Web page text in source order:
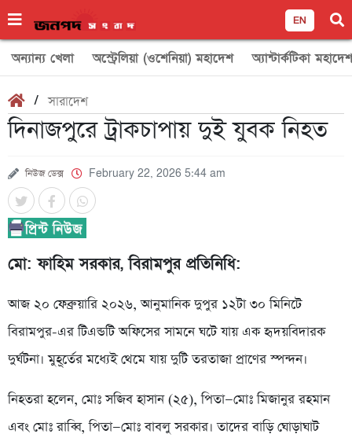
EN
অন্যান্য খেলা অস্ট্রেলিয়া (ওশেনিয়া) মহাদেশ অ্যান্টার্কটিকা মহাদেশ
/সারাদেশ
দিনাজপুরে ট্রাকচাপায় দুই যুবক নিহত
নিউজ ডেক্স February 22, 2026 5:44 am
মো: ফাহিম সরকার, বিরামপুর প্রতিনিধি:
আজ ২০ ফেব্রুয়ারি ২০২৬, আনুমানিক দুপুর ১২টা ৩০ মিনিটে
বিরামপুর-এর টিএন্ডটি অফিসের সামনে ঘটে যায় এক হৃদয়বিদারক
দুর্ঘটনা। মুহূর্তের মধ্যেই থেমে যায় দুটি তরতাজা প্রাণের স্পন্দন।
নিহতরা হলেন, মোঃ সজিব হাসান (২৫), পিতা—মোঃ মিজানুর রহমান
এবং মোঃ রাব্বি, পিতা—মোঃ বাবলু সরকার। তাদের বাড়ি ঘোড়াঘাট